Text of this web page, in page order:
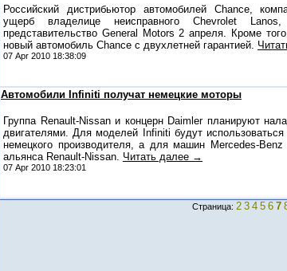
Российский дистрибьютор автомобилей Chance,
ущерб владелице неисправного Chevrolet
представительство General Motors 2 апреля. Кроме
новый автомобиль Chance с двухлетней гарантией.
07 Apr 2010 18:38:09
Автомобили Infiniti получат немецкие моторы
Группа Renault-Nissan и концерн Daimler планируют
двигателями. Для моделей Infiniti будут
немецкого производителя, а для машин Mercedes-
альянса Renault-Nissan. Читать далее →
07 Apr 2010 18:23:01
Страница: 2 3 4 5 6 7